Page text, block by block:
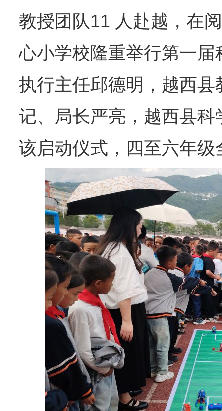
教授团队11 人赴越，在
心小学校隆重举行第一
执行主任邱德明，越西
记、局长严亮，越西县
该启动仪式，四至六年